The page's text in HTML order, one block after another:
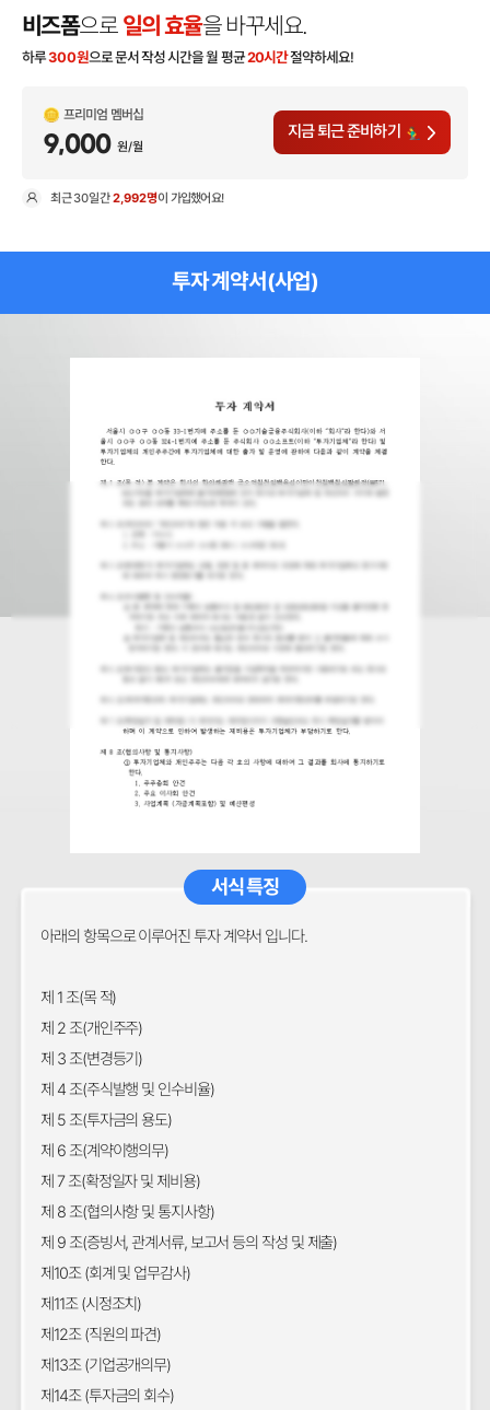
비즈폼으로 일의 효율을 바꾸세요.
하루300원으로 문서 작성 시간을 월 평균20시간절약하세요!
프리미엄 멤버십
9,000 원/월
지금 퇴근 준비하기
최근30일간2,992명이 가입했어요!
투자 계약서(사업)
서식 특징
아래의 항목으로 이루어진 투자 계약서 입니다.
제 1 조(목 적)
제 2 조(개인주주)
제 3 조(변경등기)
제 4 조(주식발행 및 인수비율)
제 5 조(투자금의 용도)
제 6 조(계약이행의무)
제 7 조(확정일자 및 제비용)
제 8 조(협의사항 및 통지사항)
제 9 조(증빙서, 관계서류, 보고서 등의 작성 및 제출)
제10조 (회계 및 업무감사)
제11조 (시정조치)
제12조 (직원의 파견)
제13조 (기업공개의무)
제14조 (투자금의 회수)